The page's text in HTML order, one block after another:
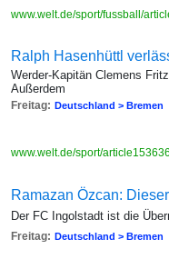
www.welt.de/sport/fussball/
Ralph Hasenhüttl
Werder-Kapitän Clemens
Außerdem
Freitag: Deutschland > Bremen
www.welt.de/sport/
Ramazan Özcan:
Der FC Ingolstadt ist die
Freitag: Deutschland > Bremen